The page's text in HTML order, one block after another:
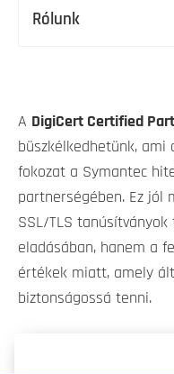
Rólunk
A DigiCert Certified
büszkélkedhetünk,
fokozat a Symantec
partnerségében. Ez jól
SSL/TLS
eladásában, hanem a
értékek miatt, amely
biztonságossá tenni.